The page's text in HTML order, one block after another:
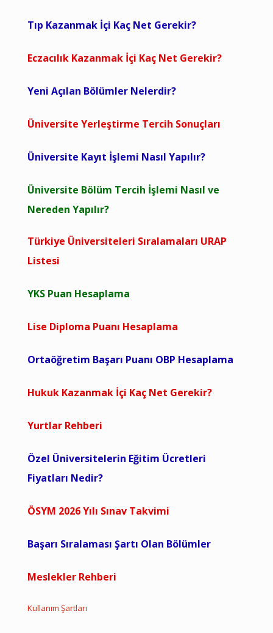
Tıp Kazanmak İçi Kaç Net Gerekir?
Eczacılık Kazanmak İçi Kaç Net Gerekir?
Yeni Açılan Bölümler Nelerdir?
Üniversite Yerleştirme Tercih Sonuçları
Üniversite Kayıt İşlemi Nasıl Yapılır?
Üniversite Bölüm Tercih İşlemi Nasıl ve
Nereden Yapılır?
Türkiye Üniversiteleri Sıralamaları URAP
Listesi
YKS Puan Hesaplama
Lise Diploma Puanı Hesaplama
Ortaöğretim Başarı Puanı OBP Hesaplama
Hukuk Kazanmak İçi Kaç Net Gerekir?
Yurtlar Rehberi
Özel Üniversitelerin Eğitim Ücretleri
Fiyatları Nedir?
ÖSYM 2026 Yılı Sınav Takvimi
Başarı Sıralaması Şartı Olan Bölümler
Meslekler Rehberi
Kullanım Şartları